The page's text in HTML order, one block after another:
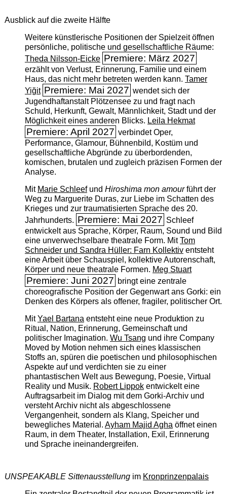
Ausblick auf die zweite Hälfte
Weitere künstlerische Positionen der Spielzeit öffnen
persönliche, politische und gesellschaftliche Räume:
Theda Nilsson-Eicke Premiere: März 2027
erzählt von Verlust, Erinnerung, Familie und einem
Haus, das nicht mehr betreten werden kann. Tamer
Yiğit Premiere: Mai 2027 wendet sich der
Jugendhaftanstalt Plötzensee zu und fragt nach
Schuld, Herkunft, Gewalt, Männlichkeit, Stadt und der
Möglichkeit eines anderen Blicks. Leila Hekmat
Premiere: April 2027 verbindet Oper,
Performance, Glamour, Bühnenbild, Kostüm und
gesellschaftliche Abgründe zu überbordenden,
komischen, brutalen und zugleich präzisen Formen der
Analyse.
Mit Marie Schleefund Hiroshima mon amourführt der
Weg zu Marguerite Duras, zur Liebe im Schatten des
Krieges und zur traumatisierten Sprache des 20.
Jahrhunderts. Premiere: Mai 2027 Schleef
entwickelt aus Sprache, Körper, Raum, Sound und Bild
eine unverwechselbare theatrale Form. MitTom
Schneider und Sandra Hüller: Farn Kollektiventsteht
eine Arbeit über Schauspiel, kollektive Autorenschaft,
Körper und neue theatrale Formen. Meg Stuart
Premiere: Juni 2027 bringt eine zentrale
choreografische Position der Gegenwart ans Gorki: ein
Denken des Körpers als offener, fragiler, politischer Ort.
MitYael Bartanaentsteht eine neue Produktion zu
Ritual, Nation, Erinnerung, Gemeinschaft und
politischer Imagination. Wu Tsang und ihre Company
Moved by Motion nehmen sich eines klassischen
Stoffs an, spüren die poetischen und philosophischen
Aspekte auf und verdichten sie zu einer
phantastischen Welt aus Bewegung, Poesie, Virtual
Reality und Musik. Robert Lippokentwickelt eine
Auftragsarbeit im Dialog mit dem Gorki-Archiv und
versteht Archiv nicht als abgeschlossene
Vergangenheit, sondern als Klang, Speicher und
bewegliches Material. Ayham Majid Aghaöffnet einen
Raum, in dem Theater, Installation, Exil, Erinnerung
und Sprache ineinandergreifen.
UNSPEAKABLE Sittenausstellungim Kronprinzenpalais